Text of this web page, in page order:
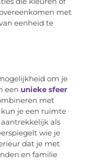
met
eenheid te
om je
een unieke sfeer
met
je een ruimte
als
wie je
dat je met
en familie